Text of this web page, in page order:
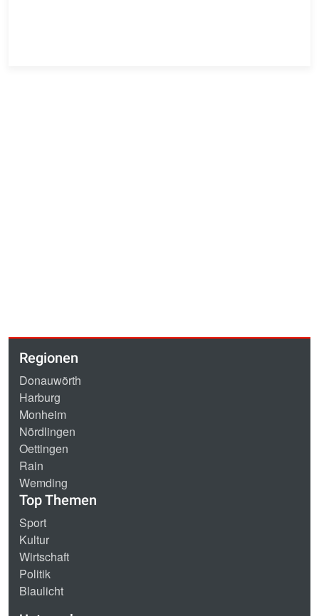
Regionen
Donauwörth
Harburg
Monheim
Nördlingen
Oettingen
Rain
Wemding
Top Themen
Sport
Kultur
Wirtschaft
Politik
Blaulicht